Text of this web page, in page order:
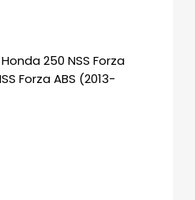
250 NSS Forza
Forza ABS (2013-